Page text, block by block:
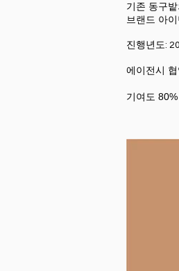
기존 동구
브랜드 아
진행년도:
에이전시 협
기여도